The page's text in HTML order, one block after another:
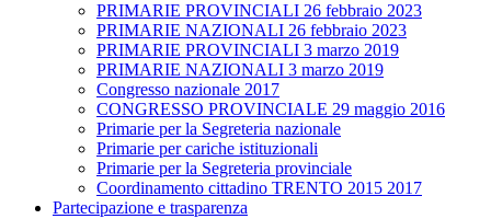
PRIMARIE PROVINCIALI 26 febbraio 2023
PRIMARIE NAZIONALI 26 febbraio 2023
PRIMARIE PROVINCIALI 3 marzo 2019
PRIMARIE NAZIONALI 3 marzo 2019
Congresso nazionale 2017
CONGRESSO PROVINCIALE 29 maggio 2016
Primarie per la Segreteria nazionale
Primarie per cariche istituzionali
Primarie per la Segreteria provinciale
Coordinamento cittadino TRENTO 2015 2017
Partecipazione e trasparenza